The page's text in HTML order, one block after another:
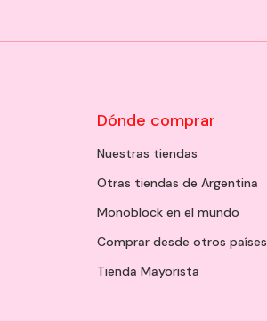
Dónde comprar
Nuestras tiendas
Otras tiendas de Argentina
Monoblock en el mundo
Comprar desde otros países
Tienda Mayorista